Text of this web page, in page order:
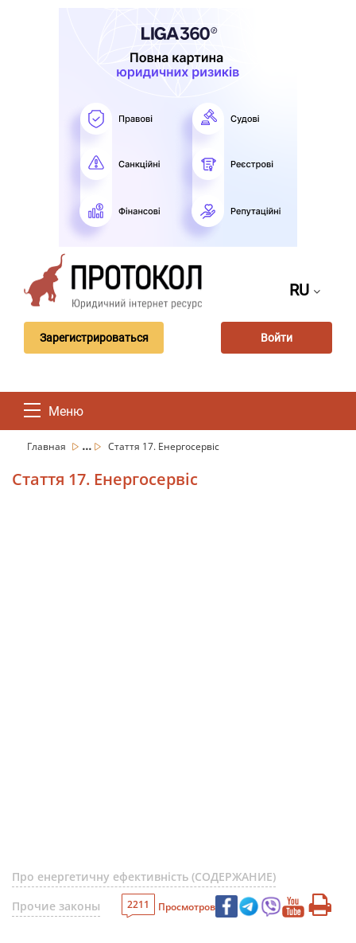
RU
Зарегистрироваться Войти
Меню
Главная ... Стаття 17. Енергосервіс
Стаття 17. Енергосервіс
Про енергетичну ефективність (СОДЕРЖАНИЕ)
Прочие законы
2211 Просмотров